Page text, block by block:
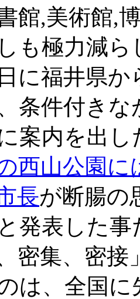
館,美術館,
も極力減
に福井県
条件付き
案内を出
の西山公園
長が断腸の
発表した
密集、密
は、全国に